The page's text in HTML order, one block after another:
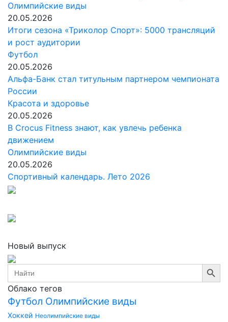
Олимпийские виды
20.05.2026
Итоги сезона «Триколор Спорт»: 5000 трансляций
и рост аудитории
Футбол
20.05.2026
Альфа-Банк стал титульным партнером чемпионата
России
Красота и здоровье
20.05.2026
В Crocus Fitness знают, как увлечь ребенка
движением
Олимпийские виды
20.05.2026
Спортивный календарь. Лето 2026
Новый выпуск
Search
for:
Search Button
Облако тегов
Футбол Олимпийские виды
Хоккей Неолимпийские виды